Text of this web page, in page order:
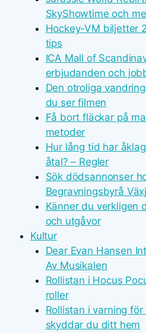
SkyShowtime och
Hockey-VM biljetter
tips
ICA Mall of
erbjudanden och
Den otroliga
du ser filmen
Få bort fläckar på
metoder
Hur lång tid har
åtal? – Regler
Sök dödsannonser
Begravningsbyrå
Känner du verkligen
och utgåvor
Kultur
Dear Evan Hansen
Av Musikalen
Rollistan i Hocus
roller
Rollistan i varning
skyddar du ditt hem